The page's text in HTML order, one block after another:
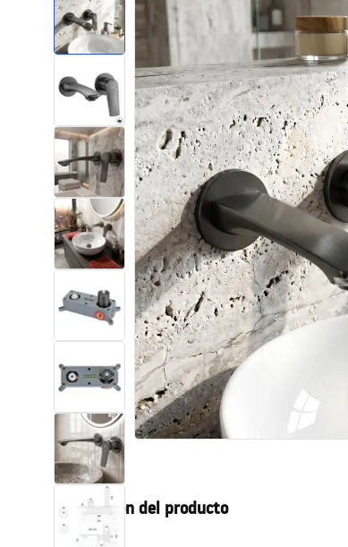
Puertas de ducha
Platos de ducha
Drenajes lineales
Inodoro, Bidé
Lavabos
Bañeras y mamparas
Grifería
Ducha
Cocina
Accesorios de baño
Descripción del producto